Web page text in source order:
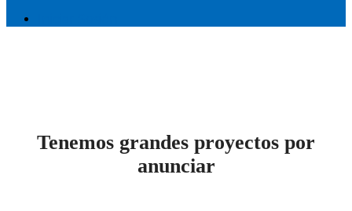
Tenemos grandes proyectos por
anunciar